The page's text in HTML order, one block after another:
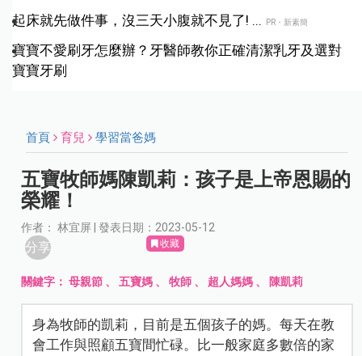
起床就先做件事，沒三天小腹就不見了! ...
PR・新素簡
寶寶不愛刷牙怎麼辦？牙醫師教你正確清潔乳牙及選對
寶寶牙刷
首頁 育兒 學習當爸媽
五寶牧師媽陳凱莉：孩子是上帝恩賜的
榮耀！
作者： 林宜屏 | 發表日期：2023-05-12
分享 收藏
關鍵字：母親節 、五寶媽 、牧師 、 超人媽媽 、 陳凱莉
身為牧師的凱莉，目前是五個孩子的媽。每天在教
會工作與照顧五寶間忙碌。比一般家庭多數倍的家